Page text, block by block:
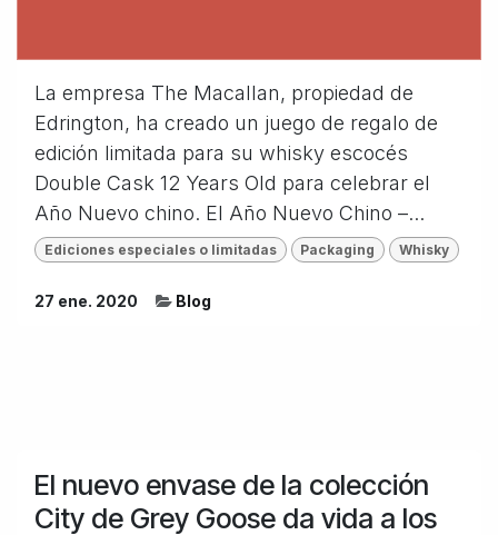
La empresa The Macallan, propiedad de
Edrington, ha creado un juego de regalo de
edición limitada para su whisky escocés
Double Cask 12 Years Old para celebrar el
Año Nuevo chino. El Año Nuevo Chino –...
Ediciones especiales o limitadas Packaging Whisky
27 ene. 2020 Blog
El nuevo envase de la colección
City de Grey Goose da vida a los